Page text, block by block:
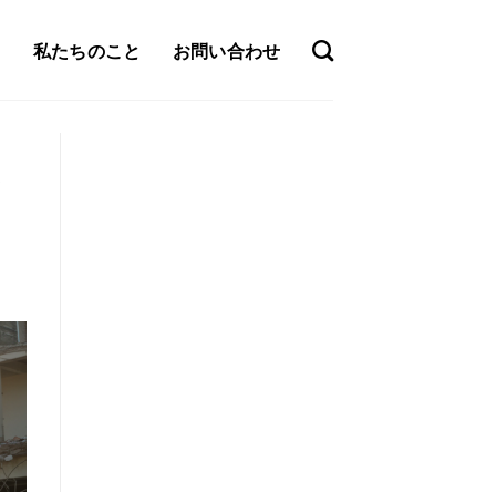
私たちのこと お問い合わせ